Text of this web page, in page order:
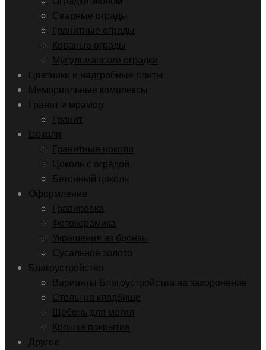
Сварные ограды
Гранитные ограды
Кованые ограды
Мусульманские оградки
Цветники и надгробные плиты
Мемориальные комплексы
Гранит и мрамор
Гранит
Цоколи
Гранитные цоколи
Цоколь с оградой
Бетонный цоколь
Оформление
Гравировка
Фотокерамика
Украшения из бронзы
Сусальное золото
Благоустройство
Варианты Благоустройства на захоронение
Столы на кладбище
Щебень для могил
Крошка покрытие
Другое